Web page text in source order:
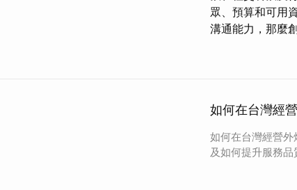
眾、預算和可用
溝通能力，那麼
如何在台灣經
如何在台灣經營
及如何提升服務